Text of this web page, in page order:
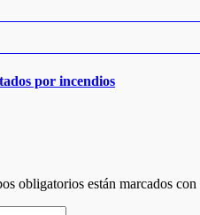
por incendios
obligatorios están marcados con